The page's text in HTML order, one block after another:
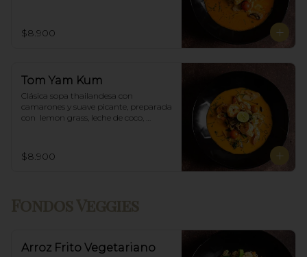
$8.900
Tom Yam Kum
Clásica sopa thailandesa con
camarones y suave picante, preparada
con  lemon grass, leche de coco,
$8.900
Arroz Frito Vegetariano